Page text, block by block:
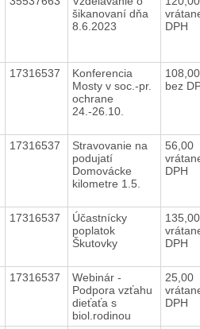
šikanovaní dňa
8.6.2023
DPH
17316537
Konferencia
Mosty v soc.-pr.
ochrane
24.-26.10.
108,00
bez
17316537
Stravovanie na
podujatí
Domovácke
kilometre 1.5.
56,00
DPH
17316537
Účastnícky
poplatok
Škutovky
135,00
DPH
17316537
Webinár -
Podpora vzťahu
dieťaťa s
biol.rodinou
25,00
DPH